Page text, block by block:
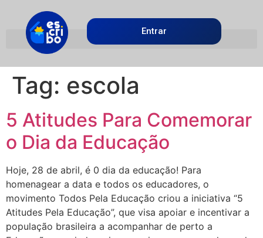
Entrar
Tag: escola
5 Atitudes Para Comemorar
o Dia da Educação
Hoje, 28 de abril, é 0 dia da educação! Para
homenagear a data e todos os educadores, o
movimento Todos Pela Educação criou a iniciativa “5
Atitudes Pela Educação”, que visa apoiar e incentivar a
população brasileira a acompanhar de perto a